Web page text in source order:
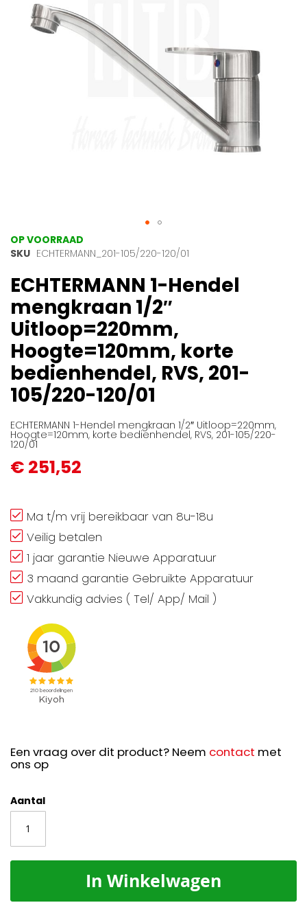
afbeeldingen-
gallerij
Ga
naar
begin
van
de
afbeeldingen-
gallerij
OP VOORRAAD
SKU ECHTERMANN_201-105/220-120/01
ECHTERMANN 1-Hendel
mengkraan 1/2″
Uitloop=220mm,
Hoogte=120mm, korte
bedienhendel, RVS, 201-
105/220-120/01
ECHTERMANN 1-Hendel mengkraan 1/2″ Uitloop=220mm,
Hoogte=120mm, korte bedienhendel, RVS, 201-105/220-
120/01
€ 251,52
Ma t/m vrij bereikbaar van 8u-18u
Veilig betalen
1 jaar garantie Nieuwe Apparatuur
3 maand garantie Gebruikte Apparatuur
Vakkundig advies ( Tel/ App/ Mail )
Een vraag over dit product? Neem contact met
ons op
Aantal
In Winkelwagen